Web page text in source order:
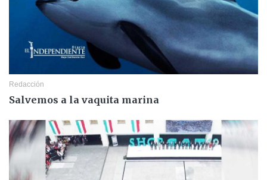
Redacción
Salvemos a la vaquita marina